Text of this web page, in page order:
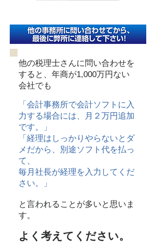
他の税理士さんに問い合わせを
すると、年商が1,000万円ない
会社でも
「会計事務所で会計ソフトに入
力する場合には、月２万円追加
です。」
「経理はしっかりやらないとダ
メだから、別途ソフト代を払っ
て、
毎月社長が経理を入力してくだ
さい。」
と言われることが多いと思いま
す。
よく考えてください。